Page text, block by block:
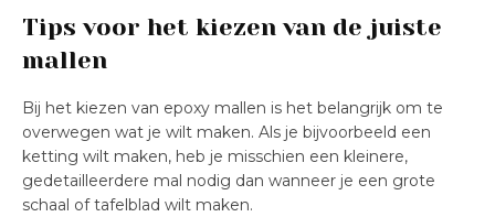
Tips voor het kiezen van de juiste
mallen
Bij het kiezen van epoxy mallen is het belangrijk om te
overwegen wat je wilt maken. Als je bijvoorbeeld een
ketting wilt maken, heb je misschien een kleinere,
gedetailleerdere mal nodig dan wanneer je een grote
schaal of tafelblad wilt maken.